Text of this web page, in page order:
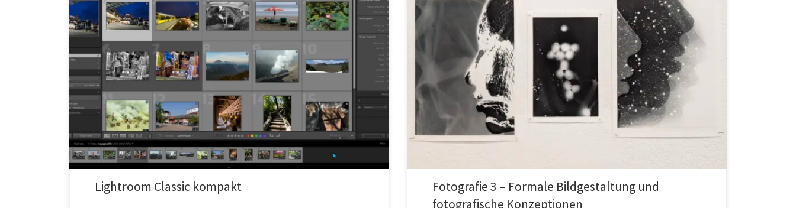
Lightroom Classic kompakt
Fotografie 3 – Formale Bildgestaltung und
fotografische Konzeptionen